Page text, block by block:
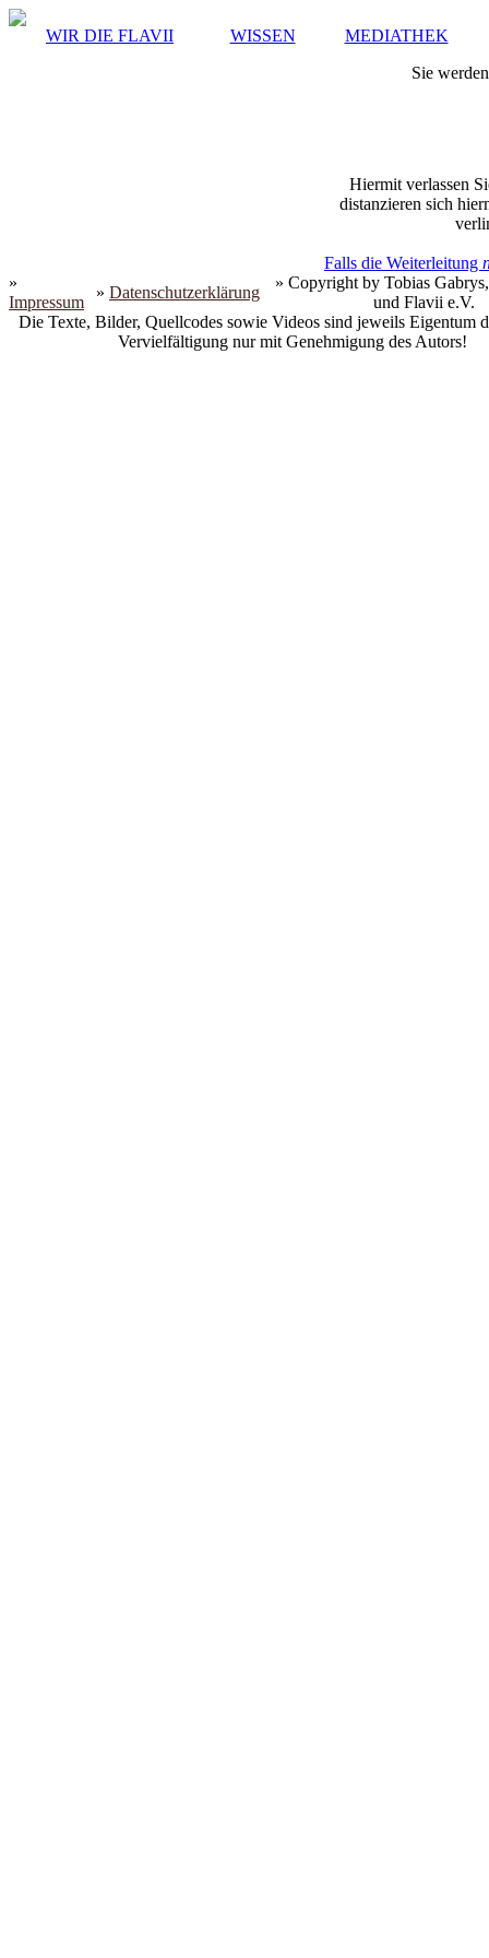
WIR DIE FLAVII WISSEN
MEDIATHEK
Sie
Hiermit verlassen
distanzieren sich
Falls die Weiterleitung
»
Impressum
» Datenschutzerklärung
» Copyright by Tobias
und Flavii e.V.
Die Texte, Bilder, Quellcodes sowie Videos sind jeweils Eigentum
Vervielfältigung nur mit Genehmigung des Autors!